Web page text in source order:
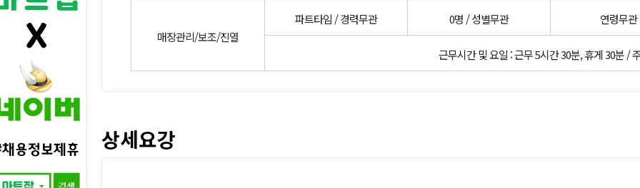
매장관리/보조/진열
파트타임 / 경력무관 0명 / 성별무관 연령무관
근무시간 및 요일 : 근무 5시간 30분, 휴게 30분 /
상세요강